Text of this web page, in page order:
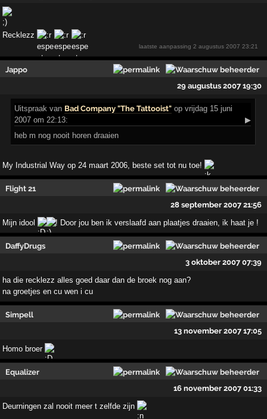
Recklezz
laatste aanpassing2 augustus 2007 23:21
Jappo
29 augustus 2007 19:30
Uitspraak van Bad Company "The Tattooist" op vrijdag 15 juni
2007 om 22:13:
▶
heb m nog nooit horen draaien
My Industrial Way op 24 maart 2006, beste set tot nu toe!
Flight 21
28 september 2007 21:56
Mijn idool ! Door jou ben ik verslaafd aan plaatjes draaien, ik haat je !
DaffyDrugs
3 oktober 2007 07:39
ha die recklezz alles goed daar dan de broek nog aan?
na groetjes en cu wen i cu
Simpell
13 november 2007 17:05
Homo broer
Equalizer
16 november 2007 01:33
Deurningen zal nooit meer t zelfde zijn